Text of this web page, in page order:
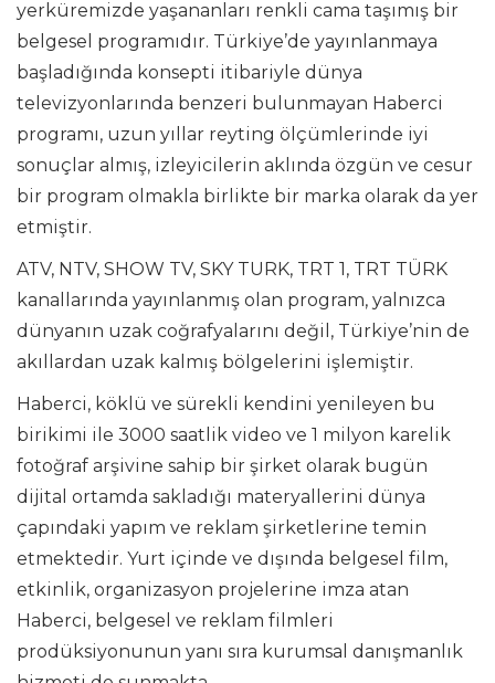
yerküremizde yaşananları renkli cama taşımış bir
belgesel programıdır. Türkiye’de yayınlanmaya
başladığında konsepti itibariyle dünya
televizyonlarında benzeri bulunmayan Haberci
programı, uzun yıllar reyting ölçümlerinde iyi
sonuçlar almış, izleyicilerin aklında özgün ve cesur
bir program olmakla birlikte bir marka olarak da yer
etmiştir.
ATV, NTV, SHOW TV, SKY TURK, TRT 1, TRT TÜRK
kanallarında yayınlanmış olan program, yalnızca
dünyanın uzak coğrafyalarını değil, Türkiye’nin de
akıllardan uzak kalmış bölgelerini işlemiştir.
Haberci, köklü ve sürekli kendini yenileyen bu
birikimi ile 3000 saatlik video ve 1 milyon karelik
fotoğraf arşivine sahip bir şirket olarak bugün
dijital ortamda sakladığı materyallerini dünya
çapındaki yapım ve reklam şirketlerine temin
etmektedir. Yurt içinde ve dışında belgesel film,
etkinlik, organizasyon projelerine imza atan
Haberci, belgesel ve reklam filmleri
prodüksiyonunun yanı sıra kurumsal danışmanlık